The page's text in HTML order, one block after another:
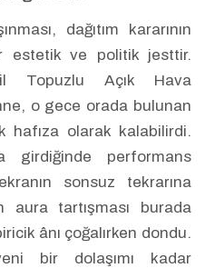
dağıtım kararının
estetik ve politik jesttir.
Topuzlu Açık Hava
o gece orada bulunan
hafıza olarak kalabilirdi.
girdiğinde performans
sonsuz tekrarına
aura tartışması burada
ânı çoğalırken dondu.
bir dolaşımı kadar